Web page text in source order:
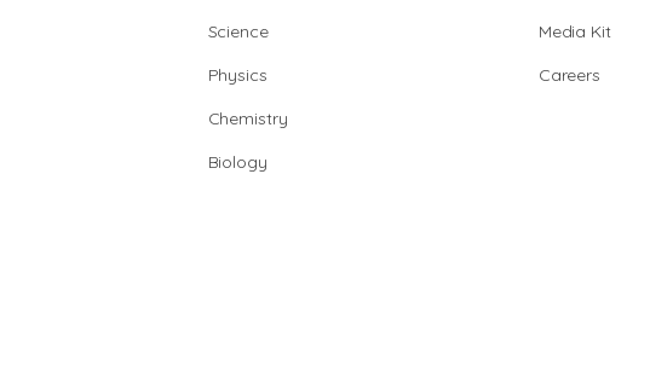
Science
Physics
Chemistry
Biology
Media Kit
Careers